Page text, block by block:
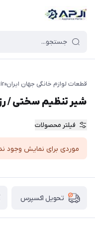
قطعات یدکی و جانبی لوازم خانگی
قطعات لوازم خانگی جهان ایران«apji.ir»
شیر تنظیم سختی /
فیلتر محصولات
موردی برای نمایش وجود
تحویل اکسپرس